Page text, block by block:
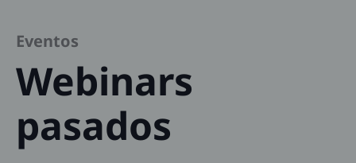
Eventos
Webinars
pasados